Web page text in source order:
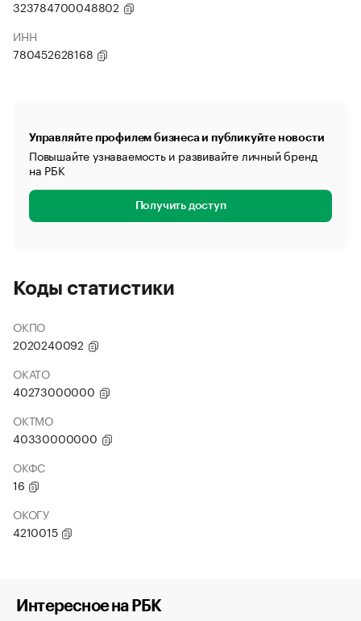
323784700048802
ИНН
780452628168
Управляйте профилем бизнеса и публикуйте новости
Повышайте узнаваемость и развивайте личный бренд
на РБК
Получить доступ
Коды статистики
ОКПО
2020240092
ОКАТО
40273000000
ОКТМО
40330000000
ОКФС
16
ОКОГУ
4210015
Интересное на РБК